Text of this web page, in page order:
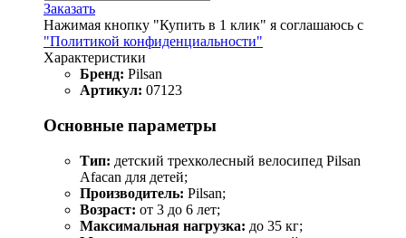
Заказать
Нажимая кнопку "Купить в 1 клик" я соглашаюсь с
"Политикой конфиденциальности"
Характеристики
Бренд: Pilsan
Артикул: 07123
Основные параметры
Тип: детский трехколесный велосипед Pilsan
Afacan для детей;
Производитель: Pilsan;
Возраст: от 3 до 6 лет;
Максимальная нагрузка: до 35 кг;